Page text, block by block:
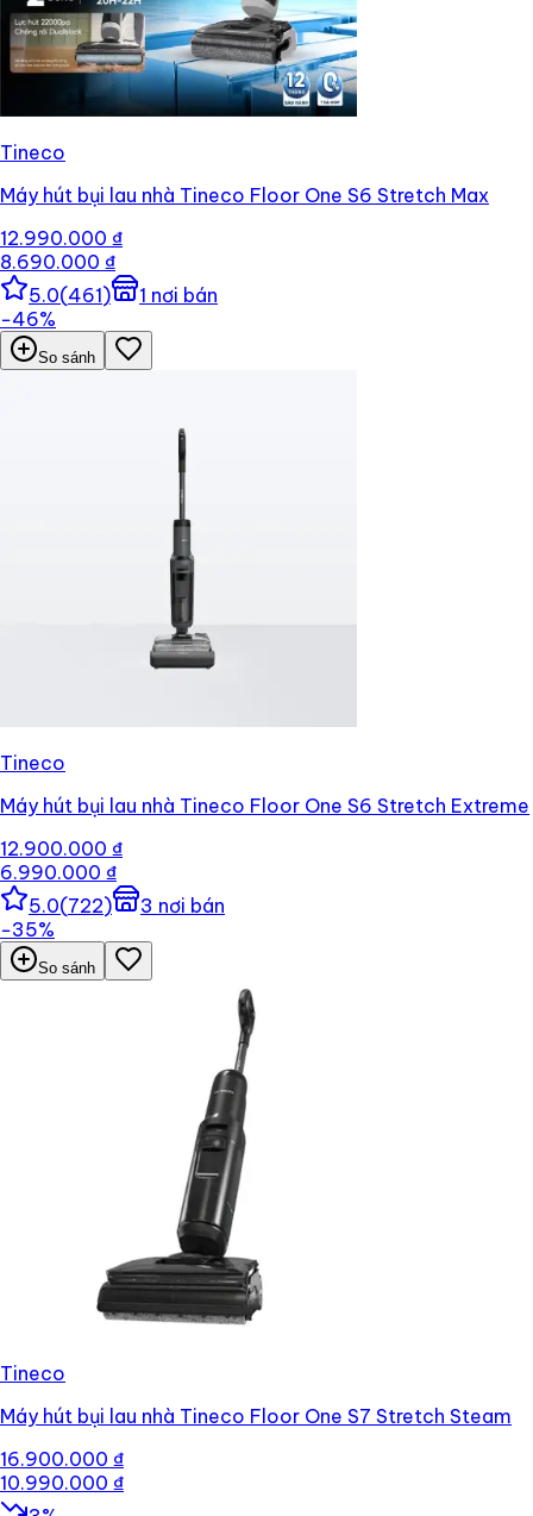
Tineco
Máy hút bụi lau nhà Tineco Floor One S6 Stretch Max
12.990.000 ₫
8.690.000 ₫
5.0(461) 1 nơi bán
−46%
So sánh
Tineco
Máy hút bụi lau nhà Tineco Floor One S6 Stretch Extreme
12.900.000 ₫
6.990.000 ₫
5.0(722) 3 nơi bán
−35%
So sánh
Tineco
Máy hút bụi lau nhà Tineco Floor One S7 Stretch Steam
16.900.000 ₫
10.990.000 ₫